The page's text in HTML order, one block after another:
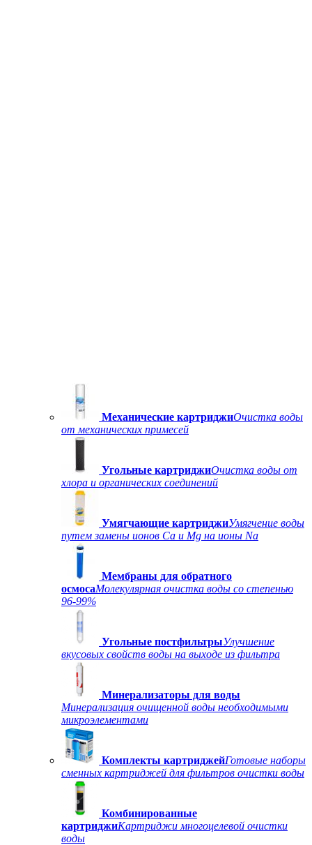
Механические картриджиОчистка воды
от механических примесей
Угольные картриджиОчистка воды от
хлора и органических соединений
Умягчающие картриджиУмягчение воды
путем замены ионов Ca и Mg на ионы Na
Мембраны для обратного
осмосаМолекулярная очистка воды со степенью
96-99%
Угольные постфильтрыУлучшение
вкусовых свойств воды на выходе из фильтра
Минерализаторы для воды
Минерализация очищенной воды необходимыми
микроэлементами
Комплекты картриджейГотовые наборы
сменных картриджей для фильтров очистки воды
Комбинированные
картриджиКартриджи многоцелевой очистки
воды